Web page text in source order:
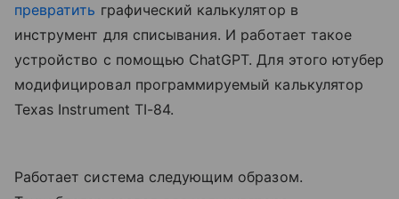
превратить графический калькулятор в
инструмент для списывания. И работает такое
устройство с помощью ChatGPT. Для этого ютубер
модифицировал программируемый калькулятор
Texas Instrument TI-84.
Работает система следующим образом.